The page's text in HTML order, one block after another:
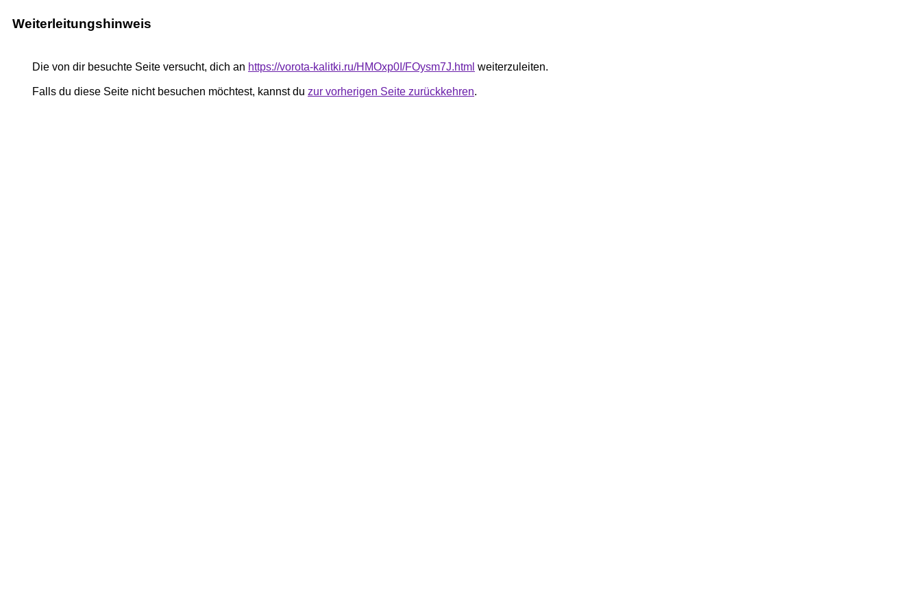
Weiterleitungshinweis
Die von dir besuchte Seite versucht, dich an https://vorota-kalitki.ru/HMOxp0I/FOysm7J.html weiterzuleiten.
Falls du diese Seite nicht besuchen möchtest, kannst du zur vorherigen Seite zurückkehren.